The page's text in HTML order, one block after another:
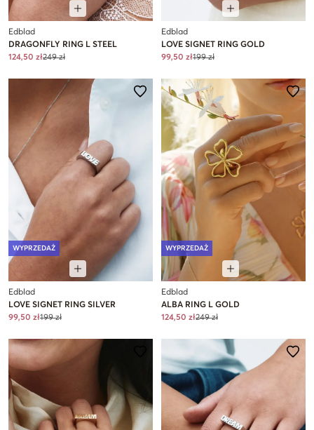
Edblad
DRAGONFLY RING L STEEL
124,50 zł249 zł
Edblad
LOVE SIGNET RING GOLD
99,50 zł199 zł
WYPRZEDAŻ
Edblad
LOVE SIGNET RING SILVER
99,50 zł199 zł
WYPRZEDAŻ
Edblad
ALBA RING L GOLD
124,50 zł249 zł